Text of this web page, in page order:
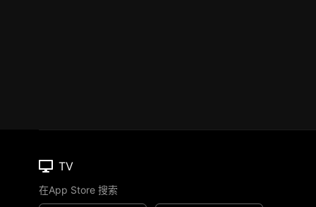
TV
在App Store 搜索